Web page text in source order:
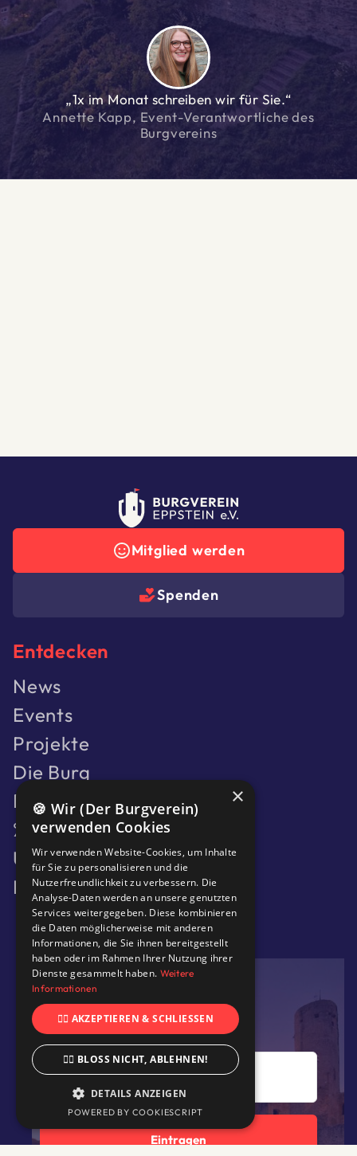
„1x im Monat schreiben wir für Sie.“
Annette Kapp, Event-Verantwortliche des
Burgvereins
Mitglied werden
Spenden
Entdecken
News
Events
Projekte
Die Burg
Burgfräulein
% Rabatte für Mitglieder
Über Uns
Kontakt
KOSTENLOSE BURG-NEWS
Erfahren Sie Neues zuerst:
Eintragen
×
🍪 Wir (Der Burgverein)
verwenden Cookies
Wir verwenden Website-Cookies, um Inhalte
für Sie zu personalisieren und die
Nutzerfreundlichkeit zu verbessern. Die
Analyse-Daten werden an unsere genutzten
Services weitergegeben. Diese kombinieren
die Daten möglicherweise mit anderen
Informationen, die Sie ihnen bereitgestellt
haben oder im Rahmen Ihrer Nutzung ihrer
Dienste gesammelt haben. Weitere
Informationen
👍🏻 AKZEPTIEREN & SCHLIESSEN
👎🏻 BLOSS NICHT, ABLEHNEN!
DETAILS ANZEIGEN
POWERED BY COOKIESCRIPT